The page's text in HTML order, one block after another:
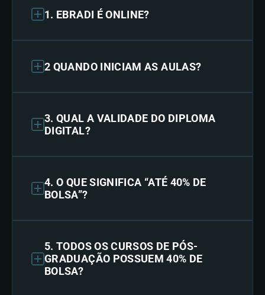
1. EBRADI É ONLINE?
2 QUANDO INICIAM AS AULAS?
3. QUAL A VALIDADE DO DIPLOMA
DIGITAL?
4. O QUE SIGNIFICA “ATÉ 40% DE
BOLSA”?
5. TODOS OS CURSOS DE PÓS-
GRADUAÇÃO POSSUEM 40% DE
BOLSA?